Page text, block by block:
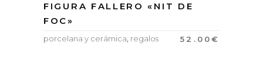
FIGURA FALLERO «NIT DE
FOC»
52.00€
porcelana y cerámica, regalos